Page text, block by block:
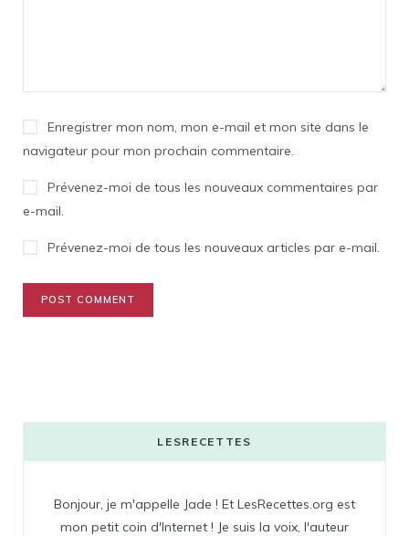
Enregistrer mon nom, mon e-mail et mon site dans le
navigateur pour mon prochain commentaire.
Prévenez-moi de tous les nouveaux commentaires par
e-mail.
Prévenez-moi de tous les nouveaux articles par e-mail.
LESRECETTES
Bonjour, je m'appelle Jade ! Et LesRecettes.org est
mon petit coin d'Internet ! Je suis la voix, l'auteur